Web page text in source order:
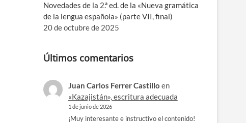
Novedades de la 2.ª ed. de la «Nueva gramática
de la lengua española» (parte VII, final)
20 de octubre de 2025
Últimos comentarios
Juan Carlos Ferrer Castillo en
«Kazajistán», escritura adecuada
1 de junio de 2026
¡Muy interesante e instructivo el contenido!